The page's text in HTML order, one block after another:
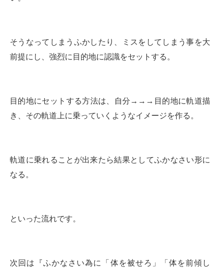
そうなってしまうふかしたり、ミスをしてしまう事を大
前提にし、強烈に目的地に認識をセットする。
目的地にセットする方法は、自分→→→目的地に軌道描
き、その軌道上に乗っていくようなイメージを作る。
軌道に乗れることが出来たら結果としてふかなさい形に
なる。
といった流れです。
次回は『ふかなさい為に「体を被せろ」「体を前傾し